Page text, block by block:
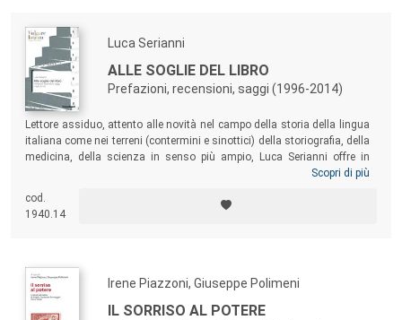
Luca Serianni
ALLE SOGLIE DEL LIBRO
Prefazioni, recensioni, saggi (1996-2014)
Lettore assiduo, attento alle novità nel campo della storia della lingua
italiana come nei terreni (contermini e sinottici) della storiografia, della
medicina, della scienza in senso più ampio, Luca Serianni offre in
questo libro una prova esemplare della sua attività di recensore e di
la sua scrittura ci conduce per mano al centro dell’opera, attraverso la
porta della lettura linguistica, paradigma di un metodo e ancor più di
Scopri di più
cod.
1940.14
Irene Piazzoni, Giuseppe Polimeni
IL SORRISO AL POTERE